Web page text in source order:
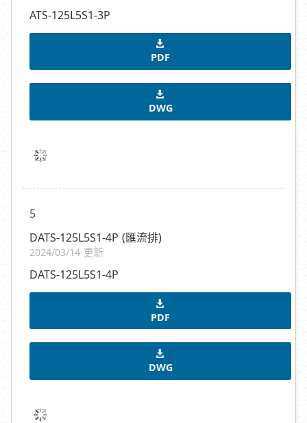
ATS-125L5S1-3P
PDF
DWG
5
DATS-125L5S1-4P (匯流排)
2024/03/14 更新
DATS-125L5S1-4P
PDF
DWG